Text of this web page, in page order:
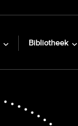
Bibliotheek